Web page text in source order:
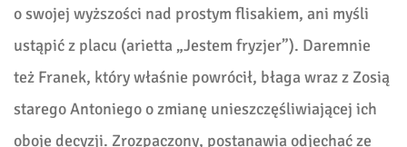
o swojej wyższości nad prostym flisakiem, ani myśli
ustąpić z placu (arietta „Jestem fryzjer”). Daremnie
też Franek, który właśnie powrócił, błaga wraz z Zosią
starego Antoniego o zmianę unieszczęśliwiającej ich
oboje decyzji. Zrozpaczony, postanawia odjechać ze